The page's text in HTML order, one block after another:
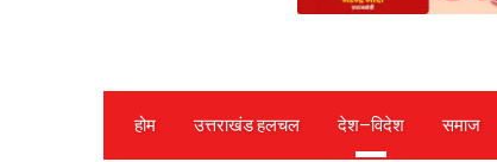
होम उत्तराखंड हलचल देश—विदेश समाज